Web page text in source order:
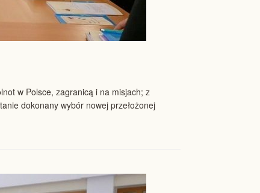
w Polsce, zagranicą i na misjach; z
dokonany wybór nowej przełożonej